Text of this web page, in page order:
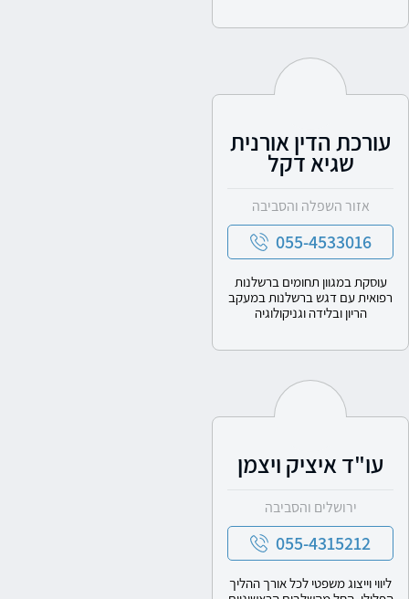
עורכת הדין אורנית
שגיא דקל
אזור השפלה והסביבה
055-4533016
עוסקת במגוון תחומים ברשלנות
רפואית עם דגש ברשלנות במעקב
הריון ובלידה וגניקולוגיה
עו"ד איציק ויצמן
ירושלים והסביבה
055-4315212
ליווי וייצוג משפטי לכל אורך ההליך